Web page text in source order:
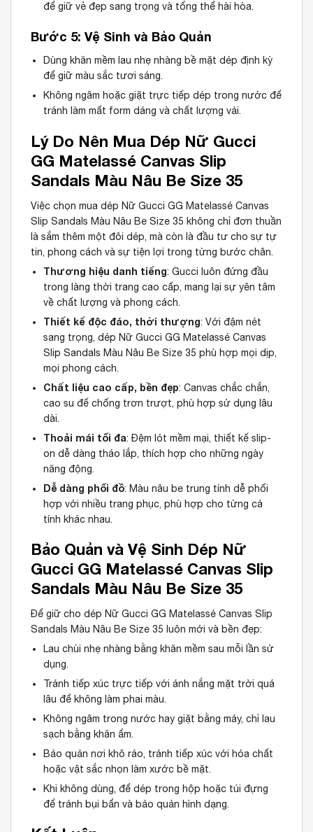
để giữ vẻ đẹp sang trọng và tổng thể hài hòa.
Bước 5: Vệ Sinh và Bảo Quản
Dùng khăn mềm lau nhẹ nhàng bề mặt dép định kỳ
để giữ màu sắc tươi sáng.
Không ngâm hoặc giặt trực tiếp dép trong nước để
tránh làm mất form dáng và chất lượng vải.
Lý Do Nên Mua Dép Nữ Gucci
GG Matelassé Canvas Slip
Sandals Màu Nâu Be Size 35
Việc chọn mua dép Nữ Gucci GG Matelassé Canvas
Slip Sandals Màu Nâu Be Size 35 không chỉ đơn thuần
là sắm thêm một đôi dép, mà còn là đầu tư cho sự tự
tin, phong cách và sự tiện lợi trong từng bước chân.
Thương hiệu danh tiếng: Gucci luôn đứng đầu
trong làng thời trang cao cấp, mang lại sự yên tâm
về chất lượng và phong cách.
Thiết kế độc đáo, thời thượng: Với đậm nét
sang trọng, dép Nữ Gucci GG Matelassé Canvas
Slip Sandals Màu Nâu Be Size 35 phù hợp mọi dịp,
mọi phong cách.
Chất liệu cao cấp, bền đẹp: Canvas chắc chắn,
cao su đế chống trơn trượt, phù hợp sử dụng lâu
dài.
Thoải mái tối đa: Đệm lót mềm mại, thiết kế slip-
on dễ dàng tháo lắp, thích hợp cho những ngày
năng động.
Dễ dàng phối đồ: Màu nâu be trung tính dễ phối
hợp với nhiều trang phục, phù hợp cho từng cá
tính khác nhau.
Bảo Quản và Vệ Sinh Dép Nữ
Gucci GG Matelassé Canvas Slip
Sandals Màu Nâu Be Size 35
Để giữ cho dép Nữ Gucci GG Matelassé Canvas Slip
Sandals Màu Nâu Be Size 35 luôn mới và bền đẹp:
Lau chùi nhẹ nhàng bằng khăn mềm sau mỗi lần sử
dụng.
Tránh tiếp xúc trực tiếp với ánh nắng mặt trời quá
lâu để không làm phai màu.
Không ngâm trong nước hay giặt bằng máy, chỉ lau
sạch bằng khăn ẩm.
Bảo quản nơi khô ráo, tránh tiếp xúc với hóa chất
hoặc vật sắc nhọn làm xước bề mặt.
Khi không dùng, để dép trong hộp hoặc túi đựng
để tránh bụi bẩn và bảo quản hình dạng.